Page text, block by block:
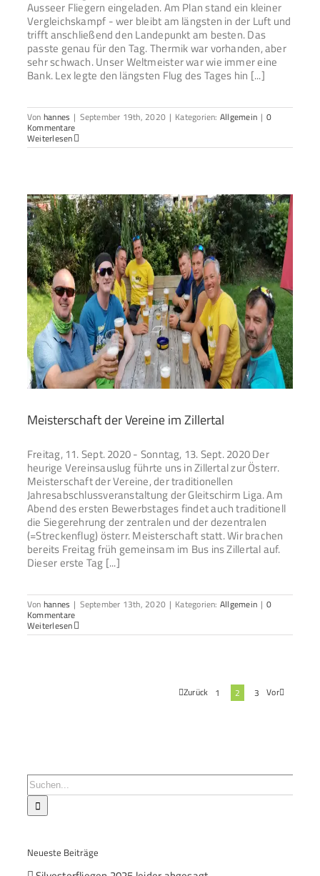
Ausseer Fliegern eingeladen. Am Plan stand ein kleiner
Vergleichskampf - wer bleibt am längsten in der Luft und
trifft anschließend den Landepunkt am besten. Das
passte genau für den Tag. Thermik war vorhanden, aber
sehr schwach. Unser Weltmeister war wie immer eine
Bank. Lex legte den längsten Flug des Tages hin [...]
Von hannes | September 19th, 2020 | Kategorien: Allgemein | 0
Kommentare
Weiterlesen
Meisterschaft der Vereine im Zillertal
Freitag, 11. Sept. 2020 - Sonntag, 13. Sept. 2020 Der
heurige Vereinsauslug führte uns in Zillertal zur Österr.
Meisterschaft der Vereine, der traditionellen
Jahresabschlussveranstaltung der Gleitschirm Liga. Am
Abend des ersten Bewerbstages findet auch traditionell
die Siegerehrung der zentralen und der dezentralen
(=Streckenflug) österr. Meisterschaft statt. Wir brachen
bereits Freitag früh gemeinsam im Bus ins Zillertal auf.
Dieser erste Tag [...]
Von hannes | September 13th, 2020 | Kategorien: Allgemein | 0
Kommentare
Weiterlesen
Zurück 1 2 3 Vor
Suche
nach:
Neueste Beiträge